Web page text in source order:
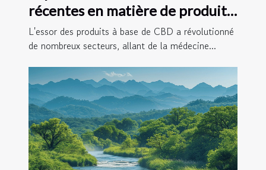
récentes en matière de produits
à base de CBD
L'essor des produits à base de CBD a révolutionné
de nombreux secteurs, allant de la médecine...